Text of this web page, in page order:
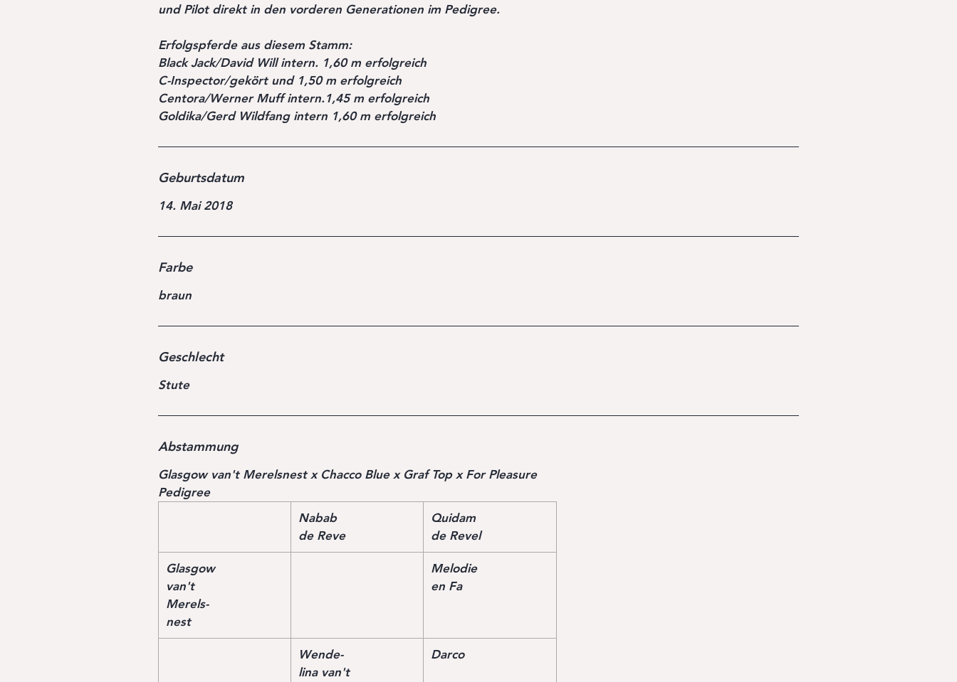
und Pilot direkt in den vorderen Generationen im Pedigree.
Erfolgspferde aus diesem Stamm:
Black Jack/David Will intern. 1,60 m erfolgreich
C-Inspector/gekört und 1,50 m erfolgreich
Centora/Werner Muff intern.1,45 m erfolgreich
Goldika/Gerd Wildfang intern 1,60 m erfolgreich
Geburtsdatum
14. Mai 2018
Farbe
braun
Geschlecht
Stute
Abstammung
Glasgow van't Merelsnest x Chacco Blue x Graf Top x For Pleasure
Pedigree
Nabab
de Reve
Quidam
de Revel
Glasgow
van't
Merels-
nest
Melodie
en Fa
Wende-
lina van't
Darco